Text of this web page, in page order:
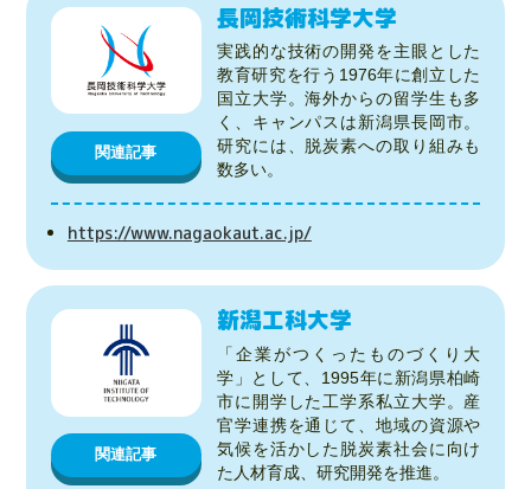
長岡技術科学大学
実践的な技術の開発を主眼とした
教育研究を行う1976年に創立した
国立大学。海外からの留学生も多
く、キャンパスは新潟県長岡市。
研究には、脱炭素への取り組みも
数多い。
関連記事
https://www.nagaokaut.ac.jp/
新潟工科大学
「企業がつくったものづくり大
学」として、1995年に新潟県柏崎
市に開学した工学系私立大学。産
官学連携を通じて、地域の資源や
気候を活かした脱炭素社会に向け
た人材育成、研究開発を推進。
関連記事